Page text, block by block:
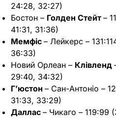
24:28, 32:27)
Бостон – Голден Стейт –
41:31, 31:36)
Мемфіс – Лейкерс –
36:33)
Новий Орлеан – Клівленд
29:40, 34:32)
Г’юстон – Сан-Антоніо –
31:33, 33:29)
Даллас – Чикаго – 119:99